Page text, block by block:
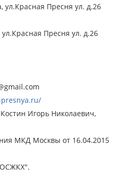
ул.Красная Пресня ул. д.26
ул.Красная Пресня ул. д.26
Костин Игорь Николаевич,
МКД Москвы от 16.04.2015